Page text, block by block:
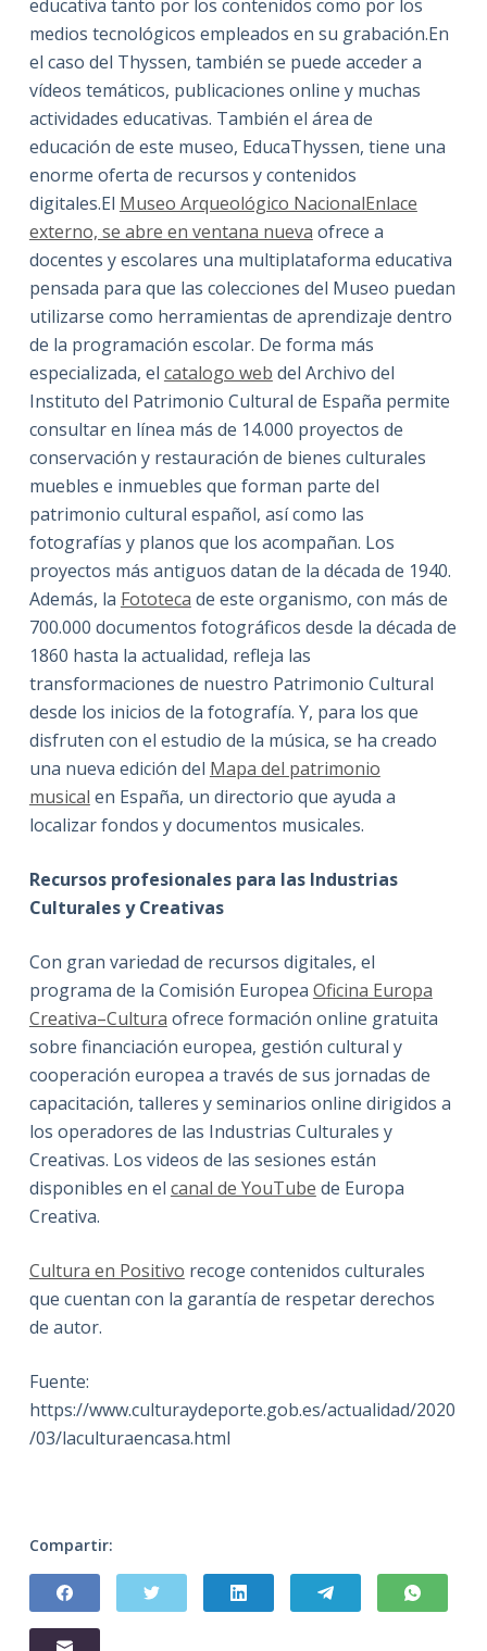
educativa tanto por los contenidos como por los
medios tecnológicos empleados en su grabación.En
el caso del Thyssen, también se puede acceder a
vídeos temáticos, publicaciones online y muchas
actividades educativas. También el área de
educación de este museo, EducaThyssen, tiene una
enorme oferta de recursos y contenidos
digitales.El Museo Arqueológico NacionalEnlace
externo, se abre en ventana nueva ofrece a
docentes y escolares una multiplataforma educativa
pensada para que las colecciones del Museo puedan
utilizarse como herramientas de aprendizaje dentro
de la programación escolar. De forma más
especializada, el catalogo web del Archivo del
Instituto del Patrimonio Cultural de España permite
consultar en línea más de 14.000 proyectos de
conservación y restauración de bienes culturales
muebles e inmuebles que forman parte del
patrimonio cultural español, así como las
fotografías y planos que los acompañan. Los
proyectos más antiguos datan de la década de 1940.
Además, la Fototeca de este organismo, con más de
700.000 documentos fotográficos desde la década de
1860 hasta la actualidad, refleja las
transformaciones de nuestro Patrimonio Cultural
desde los inicios de la fotografía. Y, para los que
disfruten con el estudio de la música, se ha creado
una nueva edición del Mapa del patrimonio
musical en España, un directorio que ayuda a
localizar fondos y documentos musicales.
Recursos profesionales para las Industrias
Culturales y Creativas
Con gran variedad de recursos digitales, el
programa de la Comisión Europea Oficina Europa
Creativa–Cultura ofrece formación online gratuita
sobre financiación europea, gestión cultural y
cooperación europea a través de sus jornadas de
capacitación, talleres y seminarios online dirigidos a
los operadores de las Industrias Culturales y
Creativas. Los videos de las sesiones están
disponibles en el canal de YouTube de Europa
Creativa.
Cultura en Positivo recoge contenidos culturales
que cuentan con la garantía de respetar derechos
de autor.
Fuente:
https://www.culturaydeporte.gob.es/actualidad/2020
/03/laculturaencasa.html
Compartir: